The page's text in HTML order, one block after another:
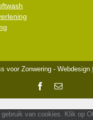
voor Zonwering - Webdesign
Facebook
E-
van cookies. Klik op